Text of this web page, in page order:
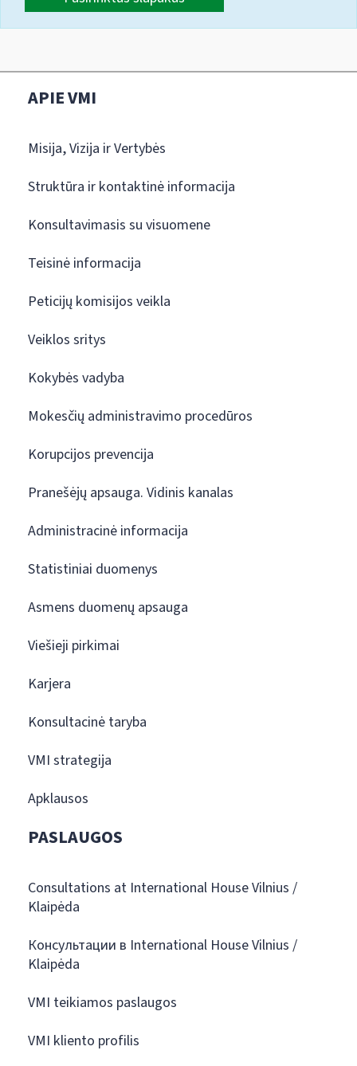
APIE VMI
Misija, Vizija ir Vertybės
Struktūra ir kontaktinė informacija
Konsultavimasis su visuomene
Teisinė informacija
Peticijų komisijos veikla
Veiklos sritys
Kokybės vadyba
Mokesčių administravimo procedūros
Korupcijos prevencija
Pranešėjų apsauga. Vidinis kanalas
Administracinė informacija
Statistiniai duomenys
Asmens duomenų apsauga
Viešieji pirkimai
Karjera
Konsultacinė taryba
VMI strategija
Apklausos
PASLAUGOS
Consultations at International House Vilnius /
Klaipėda
Консультации в International House Vilnius /
Klaipėda
VMI teikiamos paslaugos
VMI kliento profilis